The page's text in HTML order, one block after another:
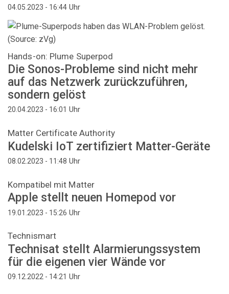
04.05.2023 - 16:44 Uhr
Hands-on: Plume Superpod
Die Sonos-Probleme sind nicht mehr
auf das Netzwerk zurückzuführen,
sondern gelöst
20.04.2023 - 16:01 Uhr
Matter Certificate Authority
Kudelski IoT zertifiziert Matter-Geräte
08.02.2023 - 11:48 Uhr
Kompatibel mit Matter
Apple stellt neuen Homepod vor
19.01.2023 - 15:26 Uhr
Technismart
Technisat stellt Alarmierungssystem
für die eigenen vier Wände vor
09.12.2022 - 14:21 Uhr